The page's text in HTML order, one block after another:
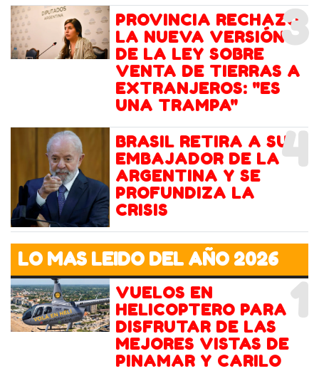
3
PROVINCIA RECHAZÓ
LA NUEVA VERSIÓN
DE LA LEY SOBRE
VENTA DE TIERRAS A
EXTRANJEROS: "ES
UNA TRAMPA"
4
BRASIL RETIRA A SU
EMBAJADOR DE LA
ARGENTINA Y SE
PROFUNDIZA LA
CRISIS
LO MAS LEIDO DEL AÑO 2026
1
VUELOS EN
HELICOPTERO PARA
DISFRUTAR DE LAS
MEJORES VISTAS DE
PINAMAR Y CARILO